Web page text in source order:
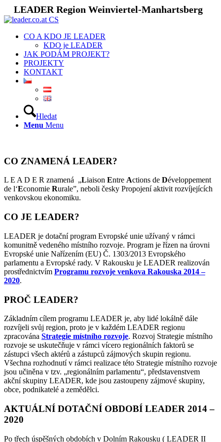
LEADER Region Weinviertel-Manhartsberg
CO A KDO JE LEADER
KDO je LEADER
JAK PODÁM PROJEKT?
PROJEKTY
KONTAKT
Hledat
Menu Menu
CO ZNAMENÁ LEADER?
L E A D E R znamená „Liaison Entre Actions de Développement
de l‘Economie Rurale”, neboli česky Propojení aktivit rozvíjejících
venkovskou ekonomiku.
CO JE LEADER?
LEADER je dotační program Evropské unie užívaný v rámci
komunitně vedeného místního rozvoje. Program je řízen na úrovni
Evropské unie Nařízením (EU) Č. 1303/2013 Evropského
parlamentu a Evropské rady. V Rakousku je LEADER realizován
prostřednictvím Programu rozvoje venkova Rakouska 2014 –
2020.
PROČ LEADER?
Základním cílem programu LEADER je, aby lidé lokálně dále
rozvíjeli svůj region, proto je v každém LEADER regionu
zpracována Strategie místního rozvoje. Rozvoj Strategie místního
rozvoje se uskutečňuje v rámci vícero regionálních faktorů se
zástupci všech aktérů a zástupců zájmových skupin regionu.
Všechna rozhodnutí v rámci realizace této Strategie místního rozvoje
jsou učiněna v tzv. „regionálním parlamentu“, představenstvem
akční skupiny LEADER, kde jsou zastoupeny zájmové skupiny,
obce, podnikatelé a zemědělci.
AKTUÁLNÍ DOTAČNÍ OBDOBÍ LEADER 2014 –
2020
Po třech úspěšných obdobích v Dolním Rakousku ( LEADER II